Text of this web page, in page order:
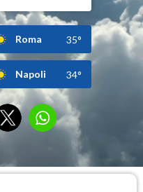
Roma 35°
Napoli 34°